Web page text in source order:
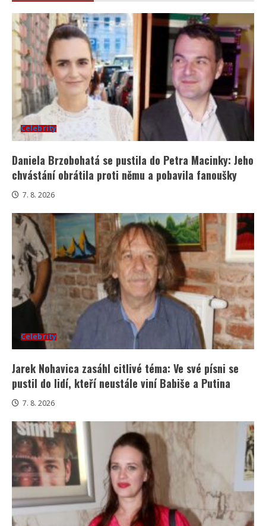
Celebrity
Daniela Brzobohatá se pustila do Petra Macinky: Jeho
chvástání obrátila proti němu a pobavila fanoušky
7. 8. 2026
Celebrity
Jarek Nohavica zasáhl citlivé téma: Ve své písni se
pustil do lidí, kteří neustále viní Babiše a Putina
7. 8. 2026